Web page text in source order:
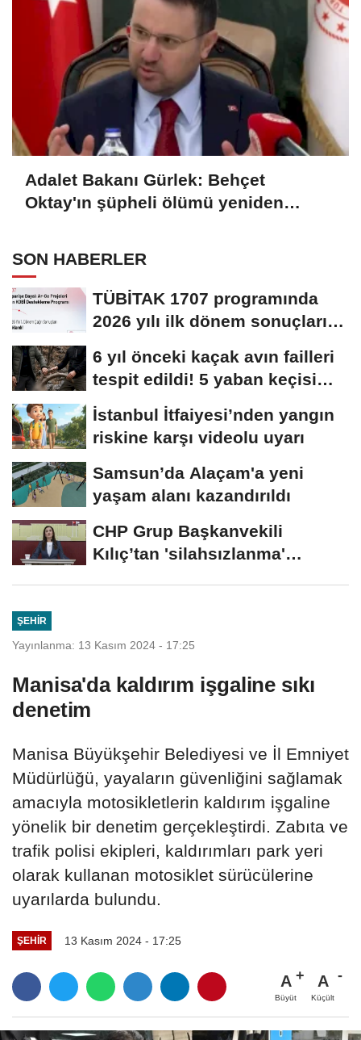
Adalet Bakanı Gürlek: Behçet
Oktay'ın şüpheli ölümü yeniden
SON HABERLER
TÜBİTAK 1707 programında
2026 yılı ilk dönem sonuçları
6 yıl önceki kaçak avın failleri
tespit edildi! 5 yaban keçisi
için...
İstanbul İtfaiyesi’nden yangın
riskine karşı videolu uyarı
Samsun’da Alaçam'a yeni
yaşam alanı kazandırıldı
CHP Grup Başkanvekili
Kılıç’tan 'silahsızlanma'
ŞEHIR
Yayınlanma: 13 Kasım 2024 - 17:25
Manisa'da kaldırım işgaline sıkı
denetim
Manisa Büyükşehir Belediyesi ve İl Emniyet
Müdürlüğü, yayaların güvenliğini sağlamak
amacıyla motosikletlerin kaldırım işgaline
yönelik bir denetim gerçekleştirdi. Zabıta ve
trafik polisi ekipleri, kaldırımları park yeri
olarak kullanan motosiklet sürücülerine
uyarılarda bulundu.
ŞEHIR 13 Kasım 2024 - 17:25
A
Büyüt
A
Küçült